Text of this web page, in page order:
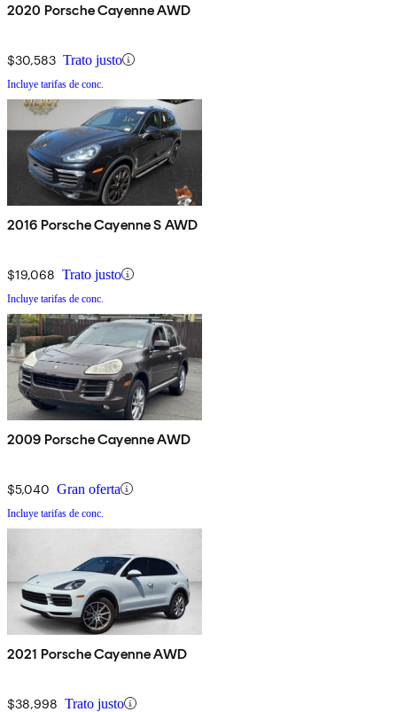
2020 Porsche Cayenne AWD
$30,583 Trato justo
Incluye tarifas de conc.
2016 Porsche Cayenne S AWD
$19,068 Trato justo
Incluye tarifas de conc.
2009 Porsche Cayenne AWD
$5,040 Gran oferta
Incluye tarifas de conc.
2021 Porsche Cayenne AWD
$38,998 Trato justo